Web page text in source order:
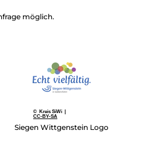
möglich.
© Kreis SiWi |
CC-BY-SA
Siegen Wittgenstein Logo